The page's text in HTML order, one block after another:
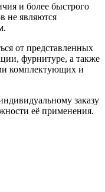
и более быстрого
не являются
от представленных
фурнитуре, а также
комплектующих и
заказу
её применения.